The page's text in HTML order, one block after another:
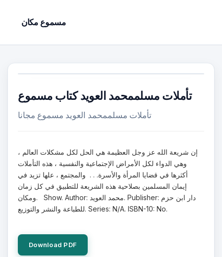
مسموع مكان
تأملات مسلممحمد العويد كتاب مسموع
تأملات مسلممحمد العويد مسموع مجانا
إن شريعة الله عز وجل العظيمة هي الحل لكل مشكلات العالم ،
وهي الدواء لكل الأمراض الإجتماعية والنفسية ، هذه التأملات
أكثرها في قضايا المرأة والأسرة. . . والمجتمع ، علها تزيد في
إيمان المسلمين بصلاحية هذه الشريعة للتطبيق في كل زمان
ومكان. Show. Author: محمد العويد. Publisher: دار ابن حزم
للطباعة والنشر والتوزيع. Series: N/A. ISBN-10: No.
Download PDF